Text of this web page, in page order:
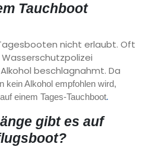
Tauchboot
nicht erlaubt. Oft
beschlagnahmt. Da
kein Alkohol empfohlen wird,
einem Tages-Tauchboot.
gibt es auf